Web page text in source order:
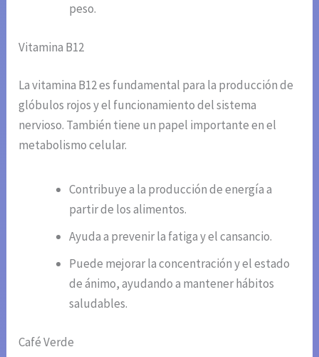
peso.
Vitamina B12
La vitamina B12 es fundamental para la producción de
glóbulos rojos y el funcionamiento del sistema
nervioso. También tiene un papel importante en el
metabolismo celular.
Contribuye a la producción de energía a
partir de los alimentos.
Ayuda a prevenir la fatiga y el cansancio.
Puede mejorar la concentración y el estado
de ánimo, ayudando a mantener hábitos
saludables.
Café Verde